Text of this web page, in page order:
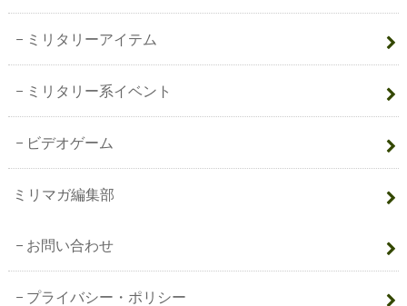
ミリタリーアイテム
ミリタリー系イベント
ビデオゲーム
ミリマガ編集部
お問い合わせ
プライバシー・ポリシー